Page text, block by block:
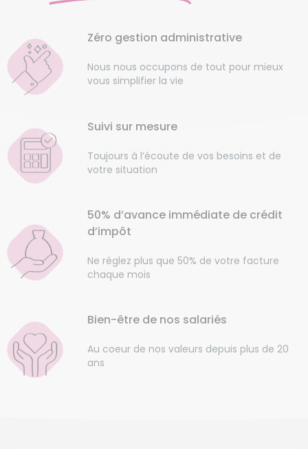
Zéro gestion administrative
Nous nous occupons de tout pour mieux
vous simplifier la vie
Suivi sur mesure
Toujours à l’écoute de vos besoins et de
votre situation
50% d’avance immédiate de crédit
d’impôt
Ne réglez plus que 50% de votre facture
chaque mois
Bien-être de nos salariés
Au coeur de nos valeurs depuis plus de 20
ans